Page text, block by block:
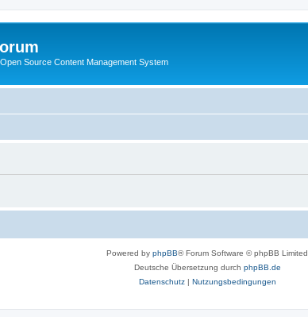
Source Content Management System
Powered by phpBB® Forum Software © phpBB Limited
Deutsche Übersetzung durch phpBB.de
Datenschutz| Nutzungsbedingungen